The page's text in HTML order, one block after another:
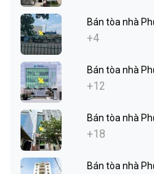
Bán tòa nhà
+4
Bán tòa nhà
+12
Bán tòa nhà
+18
Bán tòa nhà